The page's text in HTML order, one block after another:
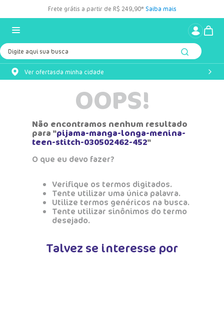
Frete grátis a partir de R$ 249,90* Saiba mais
Digite aqui sua busca
Ver ofertasda minha cidade
Coloca seu CEP que achamos os melhores preços e prazos
de entrega perto de você.
OOPS!
Não encontramos nenhum resultado
para "pijama-manga-longa-menina-
teen-stitch-030502462-452"
O que eu devo fazer?
Verifique os termos digitados.
Tente utilizar uma única palavra.
Utilize termos genéricos na busca.
Tente utilizar sinônimos do termo
desejado.
Talvez se interesse por